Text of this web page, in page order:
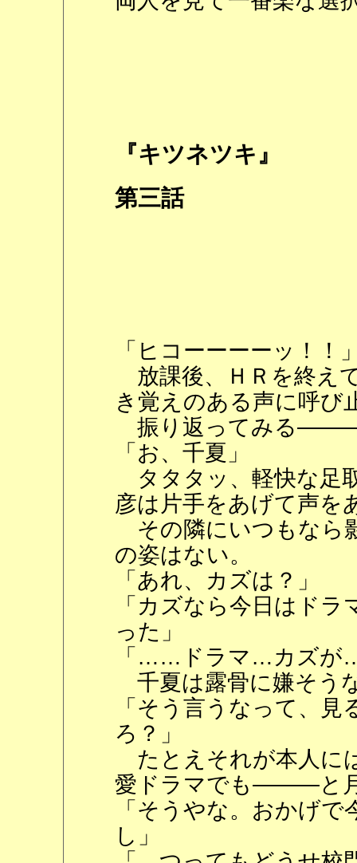
『キツネツキ』
第三話
「ヒコーーーーッ！！
放課後、ＨＲを終え
き覚えのある声に呼び
振り返ってみる―――
「お、千夏」
タタタッ、軽快な足
彦は片手をあげて声を
その隣にいつもなら
の姿はない。
「あれ、カズは？」
「カズなら今日はド
った」
「……ドラマ…カズが
千夏は露骨に嫌そう
「そう言うなって、
ろ？」
たとえそれが本人に
愛ドラマでも―――と
「そうやな。おかげ
し」